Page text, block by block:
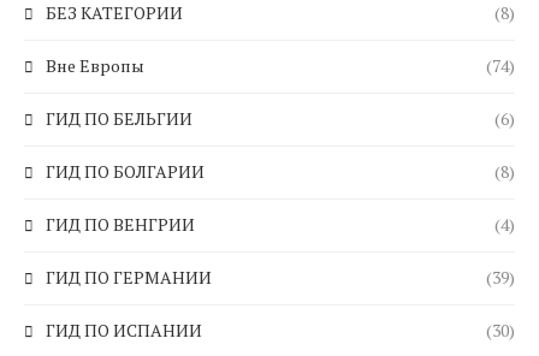
БЕЗ КАТЕГОРИИ (8)
Вне Европы (74)
ГИД ПО БЕЛЬГИИ (6)
ГИД ПО БОЛГАРИИ (8)
ГИД ПО ВЕНГРИИ (4)
ГИД ПО ГЕРМАНИИ (39)
ГИД ПО ИСПАНИИ (30)